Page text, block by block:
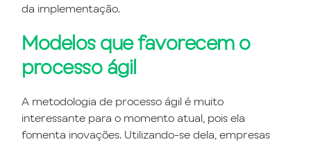
da implementação.
Modelos que favorecem o
processo ágil
A metodologia de processo ágil é muito
interessante para o momento atual, pois ela
fomenta inovações. Utilizando-se dela, empresas